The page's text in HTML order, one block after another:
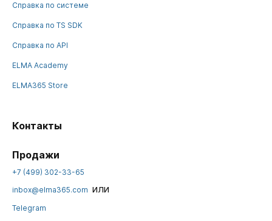
Справка по системе
Справка по TS SDK
Справка по API
ELMA Academy
ELMA365 Store
Контакты
Продажи
+7 (499) 302-33-65
inbox@elma365.com или
Telegram